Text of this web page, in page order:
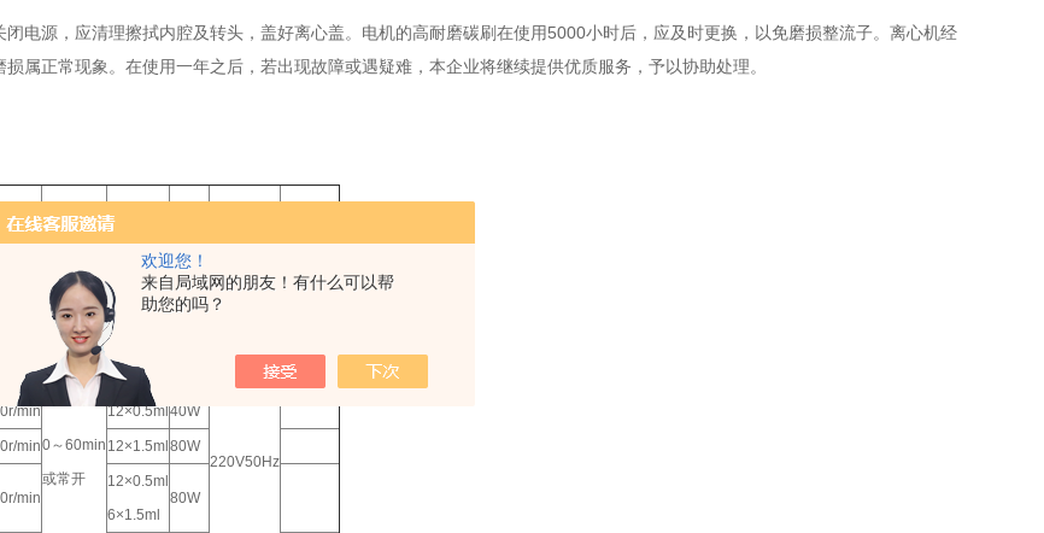
欢迎您！
来自局域网的朋友！有什么可以帮
助您的吗？
闭电源，应清理擦拭内腔及转头，盖好离心盖。电机的高耐磨碳刷在使用5000小时后，应及时更换，以免磨损整流子。离心机经
属正常现象。在使用一年之后，若出现故障或遇疑难，本企业将继续提供优质服务，予以协助处理。
定时范围 容量
0～60min
或常开
6×20ml 25W
220V50Hz
6×20ml 25W
12×20ml
min 12×20ml 速度显示
min 12×0.5ml40W
min 12×1.5ml 80W
min
12×0.5ml
6×1.5ml
80W